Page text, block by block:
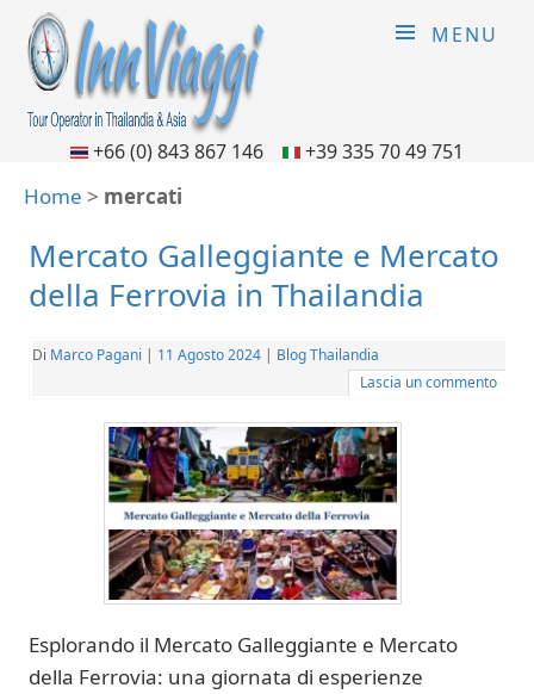
MENU
+66 (0) 843 867 146 +39 335 70 49 751
Home > mercati
Mercato Galleggiante e Mercato
della Ferrovia in Thailandia
Di Marco Pagani | 11 Agosto 2024 | Blog Thailandia
Lascia un commento
Esplorando il Mercato Galleggiante e Mercato
della Ferrovia: una giornata di esperienze